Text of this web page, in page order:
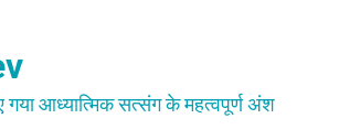
गया आध्यात्मिक सत्संग के महत्वपूर्ण अंश